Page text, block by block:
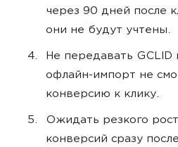
через 90 дней после
они не будут учтены.
Не передавать GCLID
офлайн-импорт не
конверсию к клику.
Ожидать резкого
конверсий сразу